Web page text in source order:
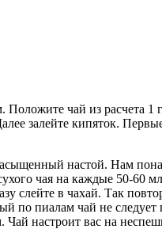
Положите чай из расчета
залейте кипяток.
настой. Нам
чая на каждые 50-60
слейте в чахай. Так
пиалам чай не следует
настроит вас на